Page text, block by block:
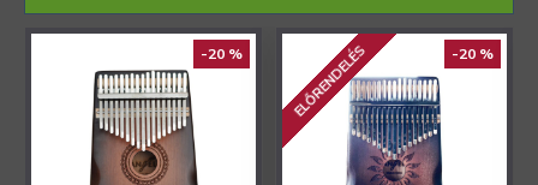
-20 % -20 %
ELŐRENDELÉS